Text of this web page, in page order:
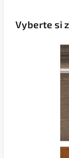
Vyberte si